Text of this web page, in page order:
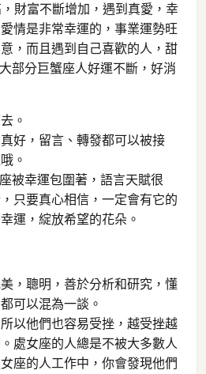
財富不斷增加，遇到真愛，幸
情是非常幸運的，事業運勢旺
，而且遇到自己喜歡的人，甜
部分巨蟹座人好運不斷，好消
。
好，留言、轉發都可以被接
。
被幸運包圍著，語言天賦很
只要真心相信，一定會有它的
運，綻放希望的花朵。
，聰明，善於分析和研究，懂
可以混為一談。
以他們也容易受挫，越受挫越
處女座的人總是不被大多數人
座的人工作中，你會發現他們